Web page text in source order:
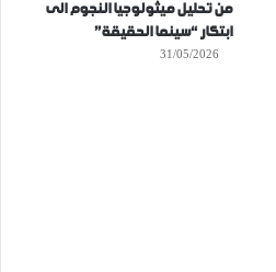
من تحليل ميثولوجيا النجوم الى
ابتكار “سينما الحقيقة”
31/05/2026